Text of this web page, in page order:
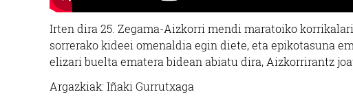
Irten dira 25. Zegama-Aizkorri mendi maratoiko
sorrerako kideei omenaldia egin diete, eta epikotasuna
elizari buelta ematera bidean abiatu dira, Aizkorrirantz
Argazkiak: Iñaki Gurrutxaga